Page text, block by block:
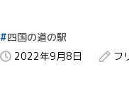
四国の道の駅
2022年9月8日
フ